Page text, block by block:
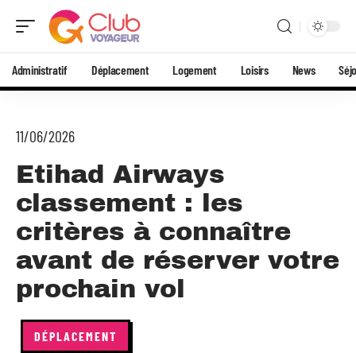
Administratif Déplacement Logement Loisirs News
11/06/2026
Etihad Airways
classement : les
critères à connaître
avant de réserver votre
prochain vol
DÉPLACEMENT